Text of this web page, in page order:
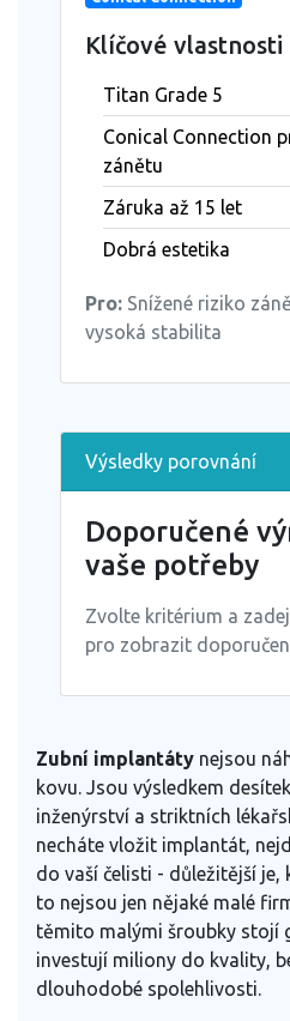
Klíčové vlastnosti
Titan Grade 5
Conical Connection
zánětu
Záruka až 15 let
Dobrá estetika
Pro: Snížené riziko
vysoká stabilita
Výsledky porovnání
Doporučené
vaše potřeby
Zvolte kritérium a
pro zobrazit
Zubní implantáty nejsou
kovu. Jsou výsledkem
inženýrství a striktních
necháte vložit implantát,
do vaší čelisti - důležitější
to nejsou jen nějaké malé
těmito malými šroubky stojí
investují miliony do kvality,
dlouhodobé spolehlivosti.